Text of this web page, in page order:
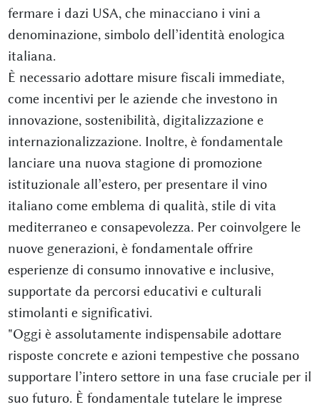
fermare i dazi USA, che minacciano i vini a
denominazione, simbolo dell’identità enologica
italiana.
È necessario adottare misure fiscali immediate,
come incentivi per le aziende che investono in
innovazione, sostenibilità, digitalizzazione e
internazionalizzazione. Inoltre, è fondamentale
lanciare una nuova stagione di promozione
istituzionale all’estero, per presentare il vino
italiano come emblema di qualità, stile di vita
mediterraneo e consapevolezza. Per coinvolgere le
nuove generazioni, è fondamentale offrire
esperienze di consumo innovative e inclusive,
supportate da percorsi educativi e culturali
stimolanti e significativi.
"Oggi è assolutamente indispensabile adottare
risposte concrete e azioni tempestive che possano
supportare l’intero settore in una fase cruciale per il
suo futuro. È fondamentale tutelare le imprese